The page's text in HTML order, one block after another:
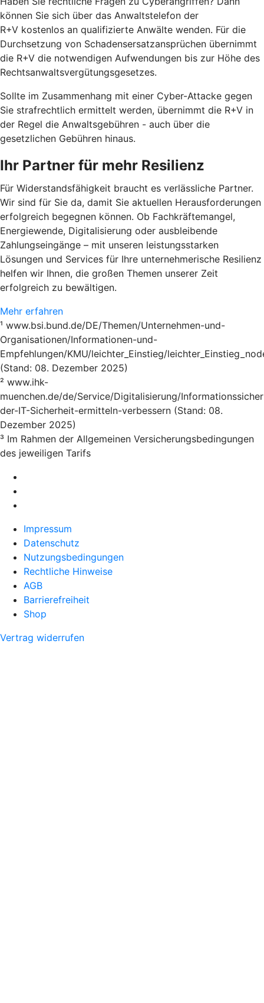
können Sie sich über das Anwaltstelefon der
R+V kostenlos an qualifizierte Anwälte wenden. Für die
Durchsetzung von Schadensersatzansprüchen übernimmt
die R+V die notwendigen Aufwendungen bis zur Höhe des
Rechtsanwaltsvergütungsgesetzes.
Sollte im Zusammenhang mit einer Cyber-Attacke gegen
Sie strafrechtlich ermittelt werden, übernimmt die R+V in
der Regel die Anwaltsgebühren - auch über die
gesetzlichen Gebühren hinaus.
Ihr Partner für mehr Resilienz
Für Widerstandsfähigkeit braucht es verlässliche Partner.
Wir sind für Sie da, damit Sie aktuellen Herausforderungen
erfolgreich begegnen können. Ob Fachkräftemangel,
Energiewende, Digitalisierung oder ausbleibende
Zahlungseingänge – mit unseren leistungsstarken
Lösungen und Services für Ihre unternehmerische Resilienz
helfen wir Ihnen, die großen Themen unserer Zeit
erfolgreich zu bewältigen.
Mehr erfahren
¹ www.bsi.bund.de/DE/Themen/Unternehmen-und-
Organisationen/Informationen-und-
Empfehlungen/KMU/leichter_Einstieg/
(Stand: 08. Dezember 2025)
² www.ihk-
muenchen.de/de/Service/Digitalisierung/
der-IT-Sicherheit-ermitteln-verbessern (Stand: 08.
Dezember 2025)
³ Im Rahmen der Allgemeinen Versicherungsbedingungen
des jeweiligen Tarifs
Impressum
Datenschutz
Nutzungsbedingungen
Rechtliche Hinweise
AGB
Barrierefreiheit
Shop
Vertrag widerrufen